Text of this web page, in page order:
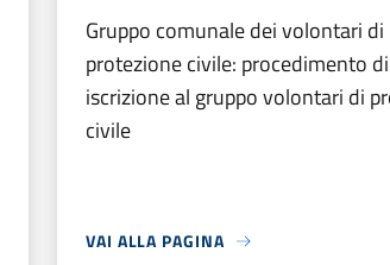
Gruppo comunale dei volontari di
protezione civile: procedimento di
iscrizione al gruppo volontari di
civile
VAI ALLA PAGINA